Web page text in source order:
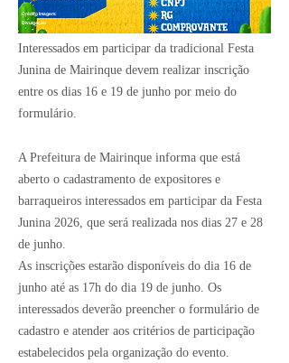
Divulgação
Crédito Imagem:
Interessados em participar da tradicional Festa
Junina de Mairinque devem realizar inscrição
entre os dias 16 e 19 de junho por meio do
formulário.
A Prefeitura de Mairinque informa que está
aberto o cadastramento de expositores e
barraqueiros interessados em participar da Festa
Junina 2026, que será realizada nos dias 27 e 28
de junho.
As inscrições estarão disponíveis do dia 16 de
junho até as 17h do dia 19 de junho. Os
interessados deverão preencher o formulário de
cadastro e atender aos critérios de participação
estabelecidos pela organização do evento.